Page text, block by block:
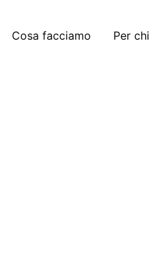
Cosa facciamo Per chi